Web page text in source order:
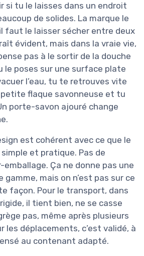
si tu le laisses dans un endroit
de solides. La marque le
faut le laisser sécher entre deux
évident, mais dans la vraie vie,
pas à le sortir de la douche
le poses sur une surface plate
l’eau, tu te retrouves vite
flaque savonneuse et tu
porte-savon ajouré change
est cohérent avec ce que le
et pratique. Pas de
Ça ne donne pas une
gamme, mais on n’est pas sur ce
façon. Pour le transport, dans
il tient bien, ne se casse
pas, même après plusieurs
les déplacements, c’est validé, à
au contenant adapté.